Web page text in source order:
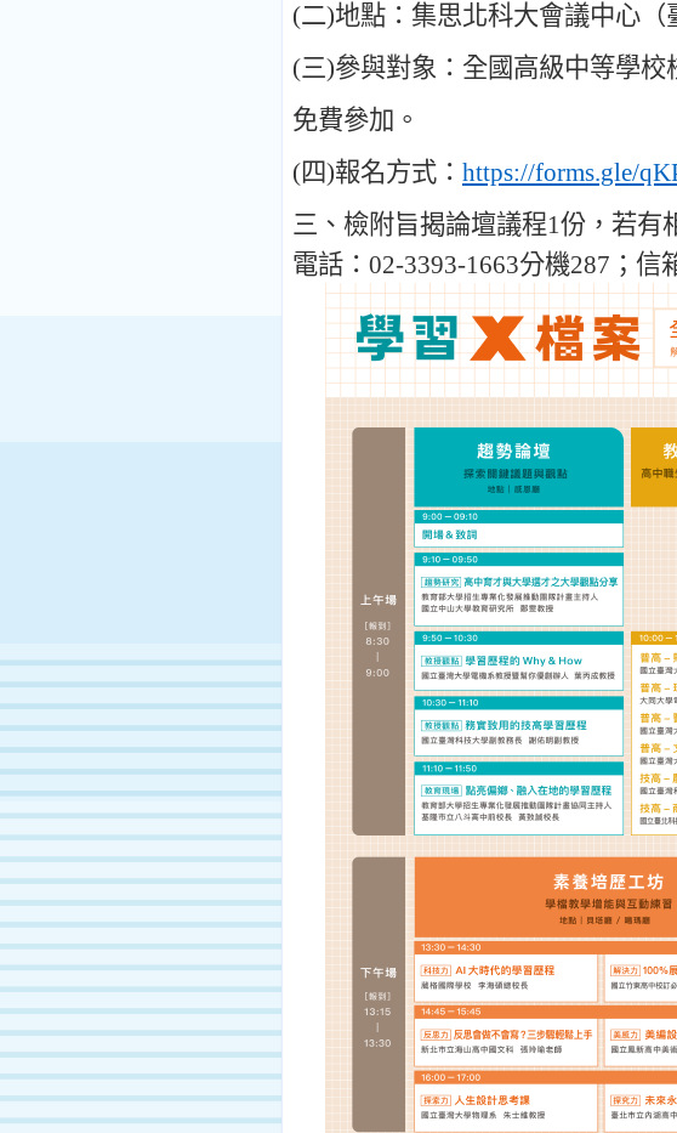
(二)地點 ： 集思北科大會議中心 （
(三)參與對象 ： 全國高級中等學校
免費參加 。
(四)報名方式 ： https://forms.gle/
三 、 檢附旨揭論壇議程1份 ， 若有
電話 ： 02-3393-1663分機287 ； 信